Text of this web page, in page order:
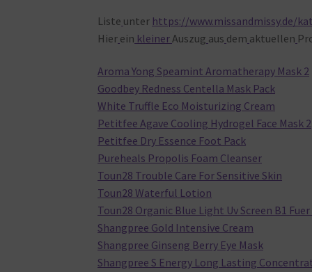
Liste unter https://www.missandmissy.de/
Hier ein kleiner Auszug aus dem aktuellen
Aroma Yong Speamint Aromatherapy Mask 2
Goodbey Redness Centella Mask Pack
White Truffle Eco Moisturizing Cream
Petitfee Agave Cooling Hydrogel Face Mask 2
Petitfee Dry Essence Foot Pack
Pureheals Propolis Foam Cleanser
Toun28 Trouble Care For Sensitive Skin
Toun28 Waterful Lotion
Toun28 Organic Blue Light Uv Screen B1
Shangpree Gold Intensive Cream
Shangpree Ginseng Berry Eye Mask
Shangpree S Energy Long Lasting